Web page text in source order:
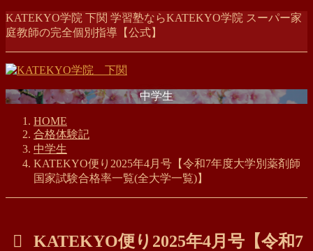
コ
ン
ン
ツ
に
移
ナ
ビ
ー
シ
ョ
ン
KATEKYO学院 下関 学習塾ならKATEKYO学院 スーパー家
庭教師の完全個別指導【公式】
中学生
HOME
合格体験記
中学生
KATEKYO便り2025年4月号【令和7年度大学別薬剤師
国家試験合格率一覧(全大学一覧)】
KATEKYO便り2025年4月号【令和7